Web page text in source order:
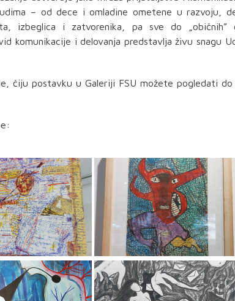
– od dece i omladine ometene u razvoju,
izbeglica i zatvorenika, pa sve do „običnih”
komunikacije i delovanja predstavlja živu snagu
čiju postavku u Galeriji FSU možete pogledati do